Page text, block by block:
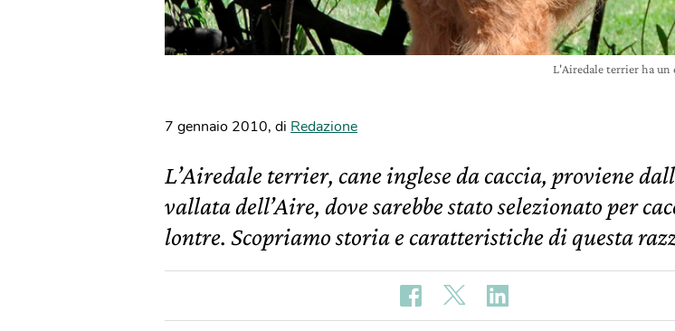
L'Airedale terrier ha un
7 gennaio 2010, di Redazione
L’Airedale terrier, cane inglese da caccia, proviene
vallata dell’Aire, dove sarebbe stato selezionato per
lontre. Scopriamo storia e caratteristiche di questa